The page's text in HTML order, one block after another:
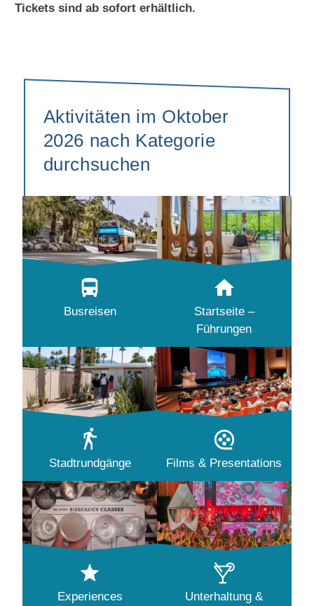
Tickets sind ab sofort erhältlich.
Aktivitäten im Oktober
2026 nach Kategorie
durchsuchen
Busreisen
Startseite –
Führungen
Stadtrundgänge Films & Presentations
Experiences
Unterhaltung &